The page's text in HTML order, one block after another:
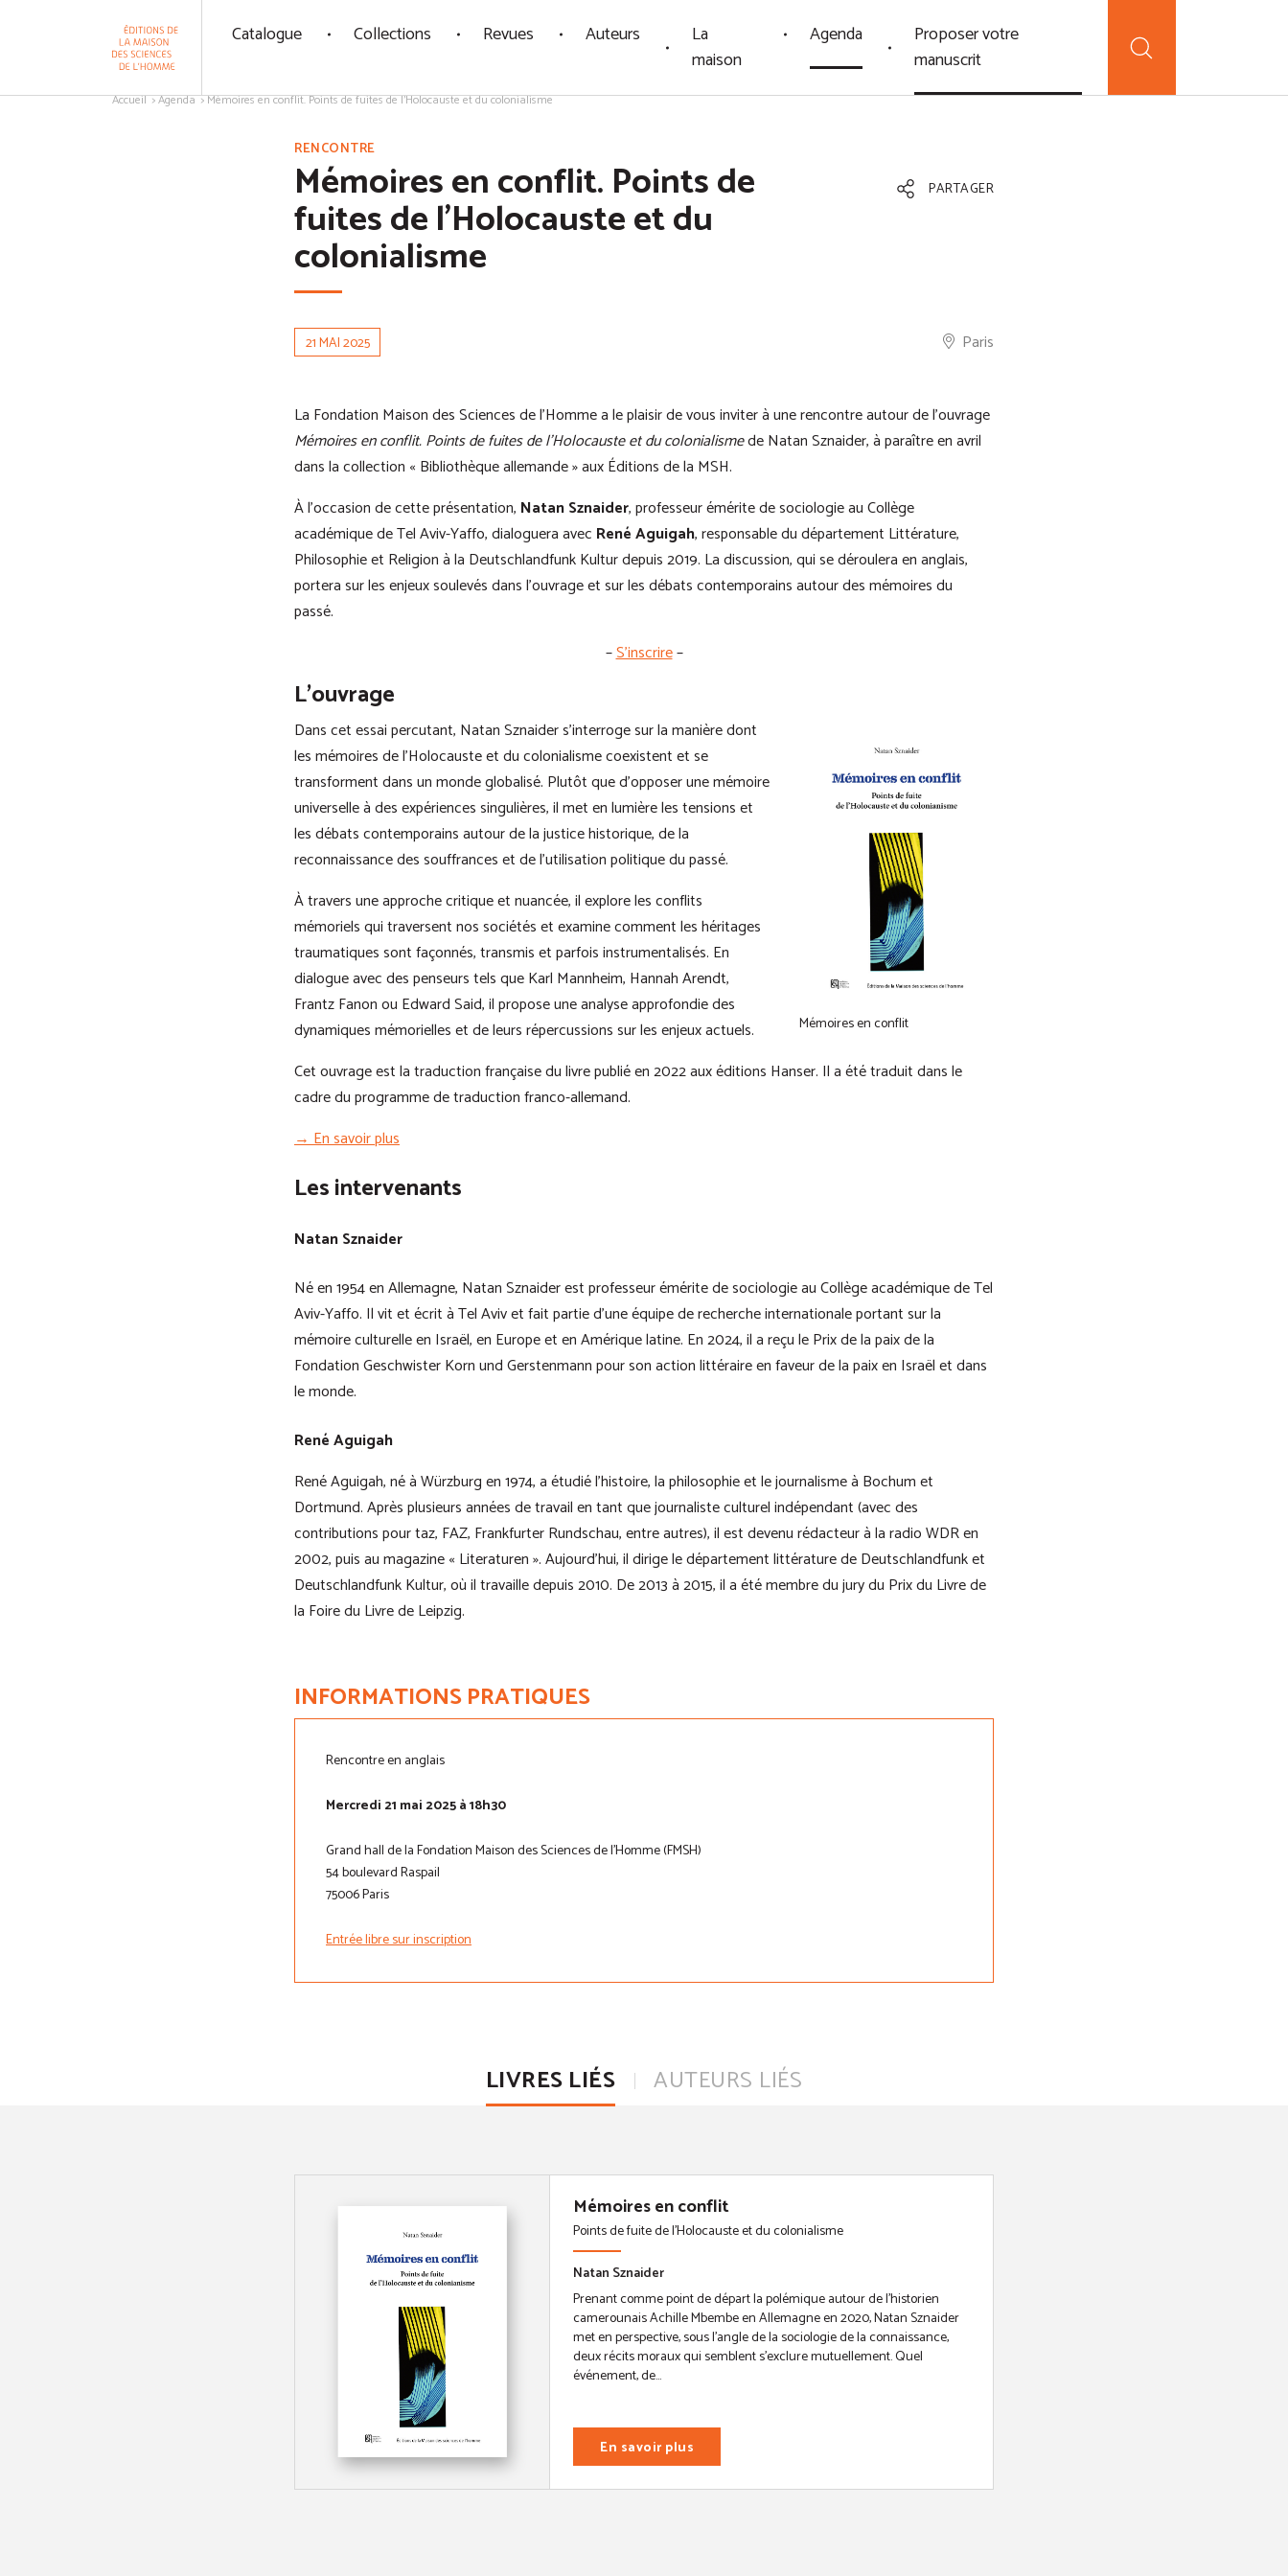
Catalogue Collections Revues Auteurs
La
maison
Agenda
Proposer votre
manuscrit
Accueil Agenda Mémoires en conflit. Points de fuites de l'Holocauste et du colonialisme
RENCONTRE
Mémoires en conflit. Points de
fuites de l'Holocauste et du
colonialisme
21 MAI 2025
PARTAGER
Paris
La Fondation Maison des Sciences de l’Homme a le plaisir de vous inviter à une rencontre autour de l’ouvrage
Mémoires en conflit. Points de fuites de l’Holocauste et du colonialismede Natan Sznaider, à paraître en avril
dans la collection « Bibliothèque allemande » aux Éditions de la MSH.
À l’occasion de cette présentation, Natan Sznaider, professeur émérite de sociologie au Collège
académique de Tel Aviv-Yaffo, dialoguera avec René Aguigah, responsable du département Littérature,
Philosophie et Religion à la Deutschlandfunk Kultur depuis 2019. La discussion, qui se déroulera en anglais,
portera sur les enjeux soulevés dans l’ouvrage et sur les débats contemporains autour des mémoires du
passé.
–S’inscrire–
L’ouvrage
Mémoires en conflit
Dans cet essai percutant, Natan Sznaider s’interroge sur la manière dont
les mémoires de l’Holocauste et du colonialisme coexistent et se
transforment dans un monde globalisé. Plutôt que d’opposer une mémoire
universelle à des expériences singulières, il met en lumière les tensions et
les débats contemporains autour de la justice historique, de la
reconnaissance des souffrances et de l’utilisation politique du passé.
À travers une approche critique et nuancée, il explore les conflits
mémoriels qui traversent nos sociétés et examine comment les héritages
traumatiques sont façonnés, transmis et parfois instrumentalisés. En
dialogue avec des penseurs tels que Karl Mannheim, Hannah Arendt,
Frantz Fanon ou Edward Said, il propose une analyse approfondie des
dynamiques mémorielles et de leurs répercussions sur les enjeux actuels.
Cet ouvrage est la traduction française du livre publié en 2022 aux éditions Hanser. Il a été traduit dans le
cadre du programme de traduction franco-allemand.
→ En savoir plus
Les intervenants
Natan Sznaider
Né en 1954 en Allemagne, Natan Sznaider est professeur émérite de sociologie au Collège académique de Tel
Aviv-Yaffo. Il vit et écrit à Tel Aviv et fait partie d’une équipe de recherche internationale portant sur la
mémoire culturelle en Israël, en Europe et en Amérique latine. En 2024, il a reçu le Prix de la paix de la
Fondation Geschwister Korn und Gerstenmann pour son action littéraire en faveur de la paix en Israël et dans
le monde.
René Aguigah
René Aguigah, né à Würzburg en 1974, a étudié l’histoire, la philosophie et le journalisme à Bochum et
Dortmund. Après plusieurs années de travail en tant que journaliste culturel indépendant (avec des
contributions pour taz, FAZ, Frankfurter Rundschau, entre autres), il est devenu rédacteur à la radio WDR en
2002, puis au magazine « Literaturen ». Aujourd’hui, il dirige le département littérature de Deutschlandfunk et
Deutschlandfunk Kultur, où il travaille depuis 2010. De 2013 à 2015, il a été membre du jury du Prix du Livre de
la Foire du Livre de Leipzig.
INFORMATIONS PRATIQUES
Rencontre en anglais
Mercredi 21 mai 2025 à 18h30
Grand hall de la Fondation Maison des Sciences de l'Homme (FMSH)
54 boulevard Raspail
75006 Paris
Entrée libre sur inscription
LIVRES LIÉS AUTEURS LIÉS
Mémoires en conflit
Points de fuite de l'Holocauste et du colonialisme
Natan Sznaider
Prenant comme point de départ la polémique autour de l’historien
camerounais Achille Mbembe en Allemagne en 2020, Natan Sznaider
met en perspective, sous l’angle de la sociologie de la connaissance,
deux récits moraux qui semblent s’exclure mutuellement. Quel
événement, de...
En savoir plus